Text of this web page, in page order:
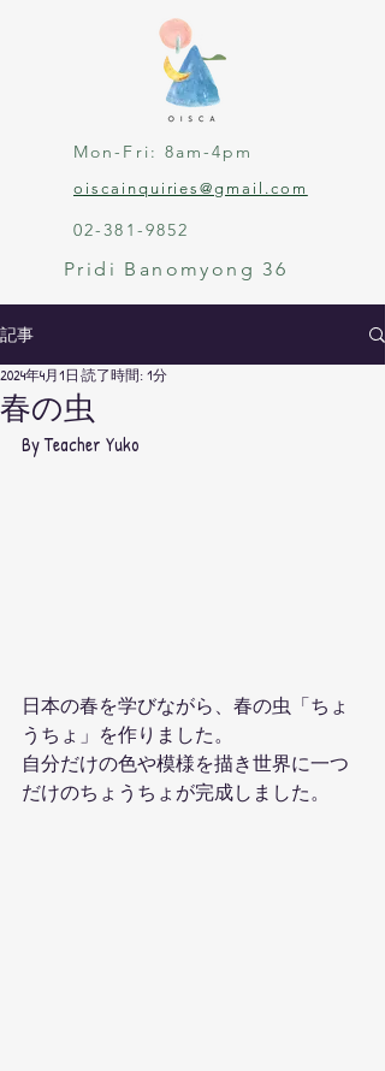
Mon-Fri: 8am-4pm
oiscainquiries@gmail.com
02-381-9852
Pridi Banomyong 36
記事
春の虫
2024年4月1日 読了時間: 1分
By Teacher Yuko
日本の春を学びながら、春の虫「ちょ
うちょ」を作りました。
自分だけの色や模様を描き世界に一つ
だけのちょうちょが完成しました。